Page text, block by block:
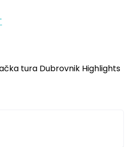
tura Dubrovnik Highlights